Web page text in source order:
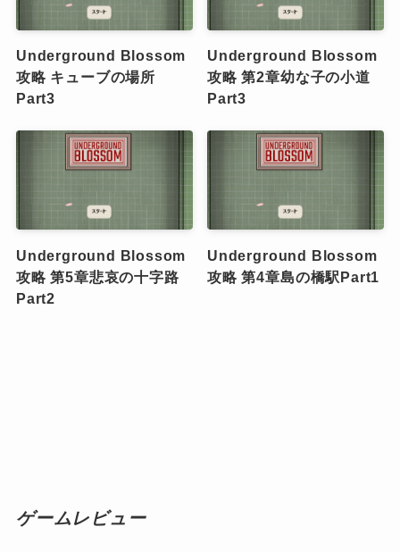
Underground Blossom
攻略 キューブの場所
Part3
Underground Blossom
攻略 第2章幼な子の小道
Part3
Underground Blossom
攻略 第5章悲哀の十字路
Part2
Underground Blossom
攻略 第4章島の橋駅Part1
ゲームレビュー